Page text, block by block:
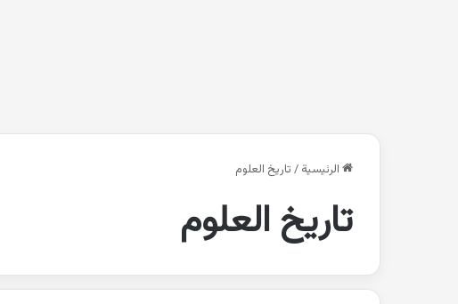
الرئيسية / تاريخ العلوم
تاريخ العلوم